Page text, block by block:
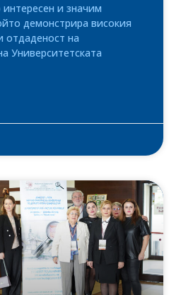
и значим
демонстрира високия
отдаденост на
Университетската